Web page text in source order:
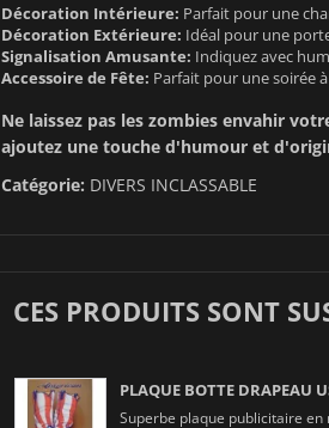
Décoration Intérieure: Parfait pour une
Décoration Extérieure: Idéal pour une
Signalisation Amusante: Indiquez avec
Accessoire de Fête: Parfait pour une soirée
Ne laissez pas les zombies envahir
ajoutez une touche d'humour et
Catégorie: DIVERS INCLASSABLE
CES PRODUITS SONT
PLAQUE BOTTE DRAPEAU
Superbe plaque publicitaire en